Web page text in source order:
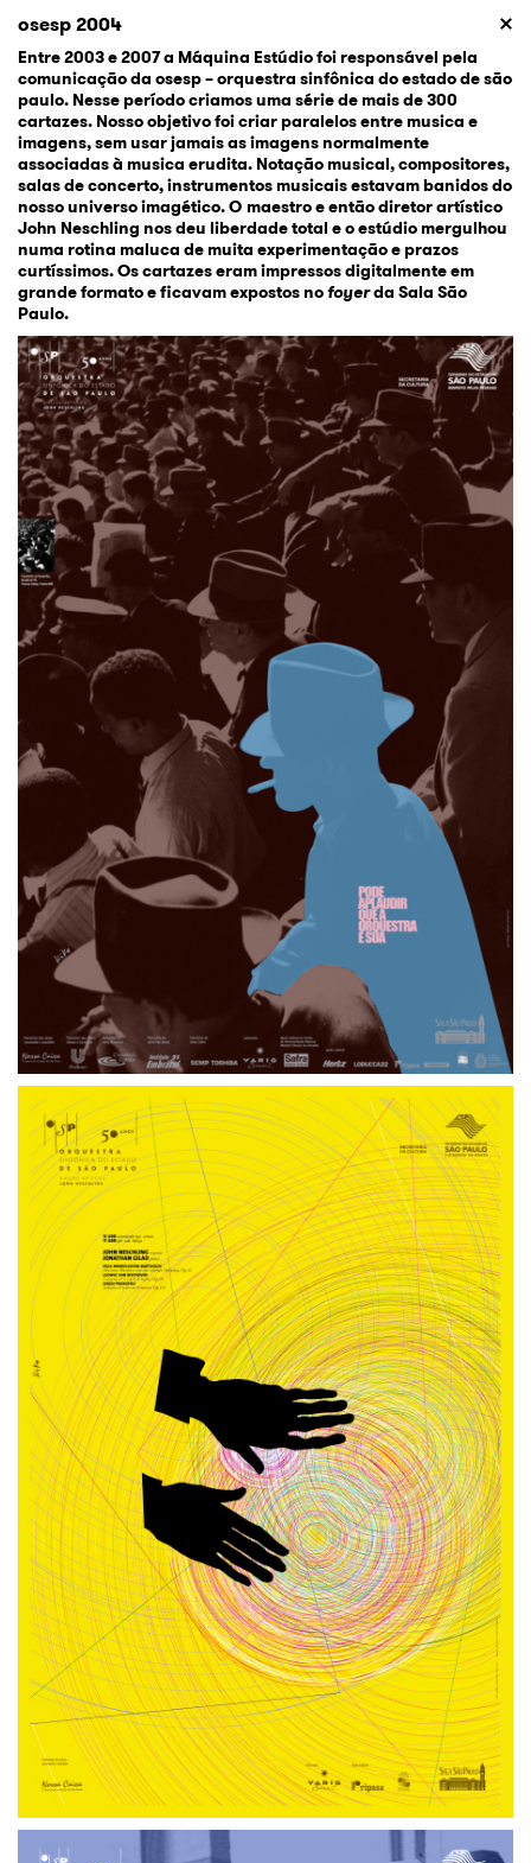
osesp 2004
Entre 2003 e 2007 a Máquina Estúdio foi responsável pela
comunicação da osesp – orquestra sinfônica do estado de são
paulo. Nesse período criamos uma série de mais de 300
cartazes. Nosso objetivo foi criar paralelos entre musica e
imagens, sem usar jamais as imagens normalmente
associadas à musica erudita. Notação musical, compositores,
salas de concerto, instrumentos musicais estavam banidos do
nosso universo imagético. O maestro e então diretor artístico
John Neschling nos deu liberdade total e o estúdio mergulhou
numa rotina maluca de muita experimentação e prazos
curtíssimos. Os cartazes eram impressos digitalmente em
grande formato e ficavam expostos nofoyerda Sala São
Paulo.